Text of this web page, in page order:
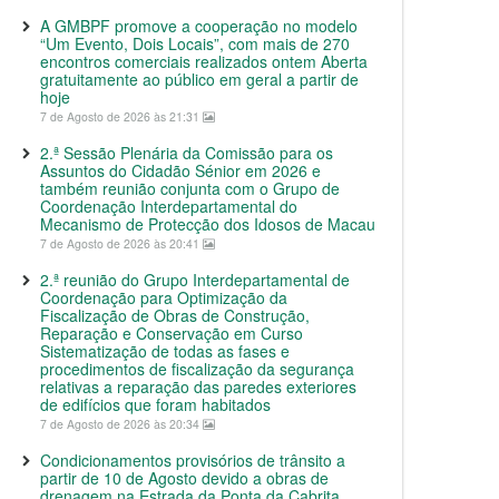
A GMBPF promove a cooperação no modelo
“Um Evento, Dois Locais”, com mais de 270
encontros comerciais realizados ontem Aberta
gratuitamente ao público em geral a partir de
hoje
7 de Agosto de 2026 às 21:31
2.ª Sessão Plenária da Comissão para os
Assuntos do Cidadão Sénior em 2026 e
também reunião conjunta com o Grupo de
Coordenação Interdepartamental do
Mecanismo de Protecção dos Idosos de Macau
7 de Agosto de 2026 às 20:41
2.ª reunião do Grupo Interdepartamental de
Coordenação para Optimização da
Fiscalização de Obras de Construção,
Reparação e Conservação em Curso
Sistematização de todas as fases e
procedimentos de fiscalização da segurança
relativas a reparação das paredes exteriores
de edifícios que foram habitados
7 de Agosto de 2026 às 20:34
Condicionamentos provisórios de trânsito a
partir de 10 de Agosto devido a obras de